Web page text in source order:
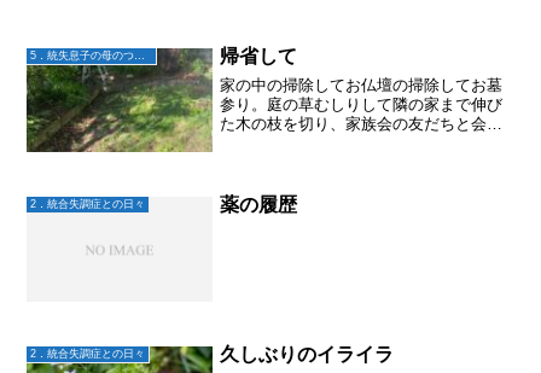
帰省して
家の中の掃除してお仏壇の掃除してお墓
参り。庭の草むしりして隣の家まで伸び
た木の枝を切り、家族会の友だちと会っ
たけど、書いてみると割と...
2．統合失調症との日々 薬の履歴
2．統合失調症との日々 久しぶりのイライラ